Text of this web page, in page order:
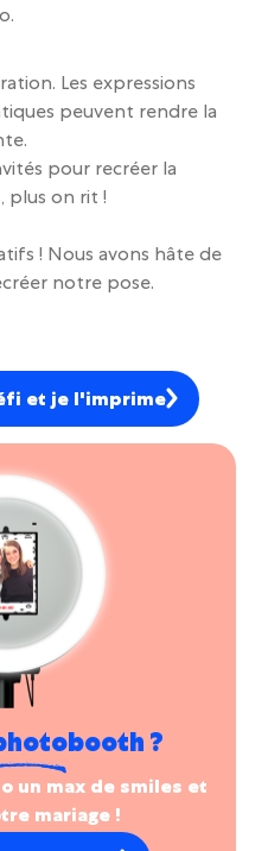
Les expressions
peuvent rendre la
pour recréer la
plus on rit !
! Nous avons hâte de
notre pose.
et je l'imprime
?
un max de smiles et
mariage !